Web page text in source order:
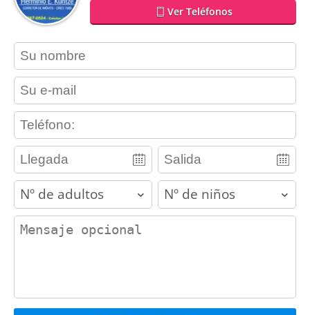
Ver Teléfonos
contact_name
contact_email
contact_phone
adults children
contact_message